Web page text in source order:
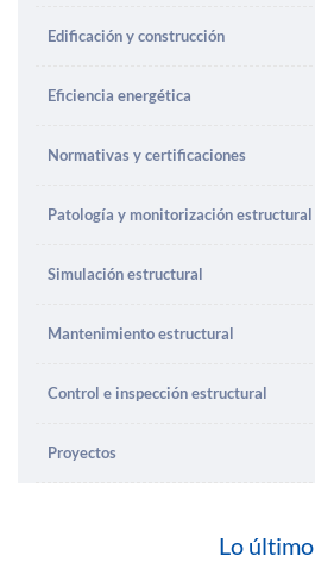
Edificación y construcción
Eficiencia energética
Normativas y certificaciones
Patología y monitorización estructural
Simulación estructural
Mantenimiento estructural
Control e inspección estructural
Proyectos
Lo último